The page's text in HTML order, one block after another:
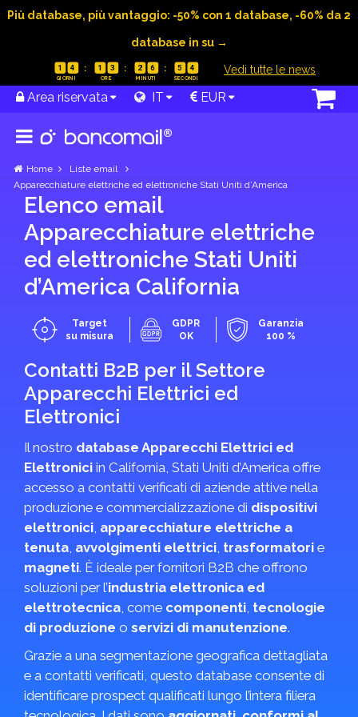
Più database, più vantaggio: -50% con 1 database, -60% da 2
database in su →
1 4 1 3 2 6 5 3 Vedi tutte le news
Area riservata IT EUR
Home
Liste email
Apparecchiature elettriche ed elettroniche Stati Uniti d’America
Elenco email
Apparecchiature elettriche
ed elettroniche Stati Uniti
d’America California
Target
su misura
GDPR
OK
Garanzia
100 %
Contatti B2B per il Settore
Apparecchi Elettrici ed
Elettronici
Il nostro database Apparecchi Elettrici ed
Elettronici in California, Stati Uniti d’America offre
accesso a contatti verificati di aziende attive nella
produzione e commercializzazione di dispositivi
elettronici, apparecchiature elettriche a
tenuta, avvolgimenti elettrici, trasformatori e
magneti. È ideale per fornitori B2B che offrono
soluzioni per l’industria elettronica ed
elettrotecnica, come componenti, tecnologie
di produzione o servizi di manutenzione.
Grazie a una segmentazione geografica dettagliata
e a contatti verificati, questo database consente di
identificare prospect qualificati lungo l’intera filiera